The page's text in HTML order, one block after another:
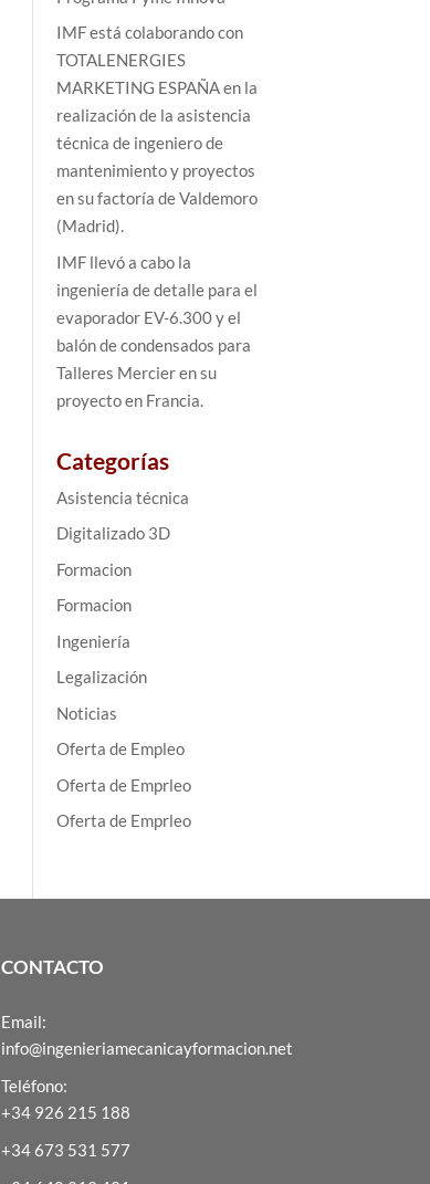
IMF está colaborando con
TOTALENERGIES
MARKETING ESPAÑA en la
realización de la asistencia
técnica de ingeniero de
mantenimiento y proyectos
en su factoría de Valdemoro
(Madrid).
IMF llevó a cabo la
ingeniería de detalle para el
evaporador EV-6.300 y el
balón de condensados para
Talleres Mercier en su
proyecto en Francia.
Categorías
Asistencia técnica
Digitalizado 3D
Formacion
Formacion
Ingeniería
Legalización
Noticias
Oferta de Empleo
Oferta de Emprleo
Oferta de Emprleo
CONTACTO
Email:
info@ingenieriamecanicayformacion.net
Teléfono:
+34 926 215 188
+34 673 531 577